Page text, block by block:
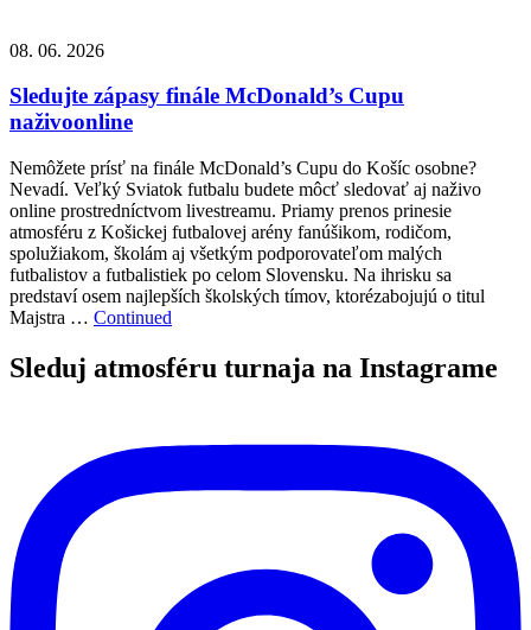
08. 06. 2026
Sledujte zápasy finále McDonald’s Cupu
naživoonline
Nemôžete prísť na finále McDonald’s Cupu do Košíc osobne?
Nevadí. Veľký Sviatok futbalu budete môcť sledovať aj naživo
online prostredníctvom livestreamu. Priamy prenos prinesie
atmosféru z Košickej futbalovej arény fanúšikom, rodičom,
spolužiakom, školám aj všetkým podporovateľom malých
futbalistov a futbalistiek po celom Slovensku. Na ihrisku sa
predstaví osem najlepších školských tímov, ktorézabojujú o titul
Majstra … Continued
Sleduj atmosféru turnaja na Instagrame